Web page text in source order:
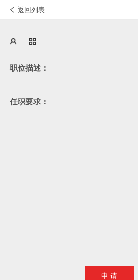
返回列表
职位描述：
任职要求：
申 请